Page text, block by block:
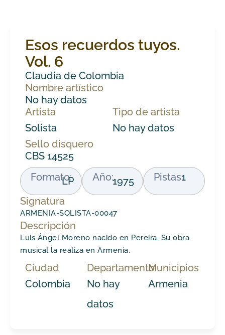
Esos recuerdos tuyos.
Vol. 6
Claudia de Colombia
Nombre artístico
No hay datos
Artista
Solista
Tipo de artista
No hay datos
Sello disquero
CBS 14525
Formato:
LP Año:1975 Pistas1
Signatura
ARMENIA-SOLISTA-00047
Descripción
Luis Ángel Moreno nacido en Pereira. Su obra
musical la realiza en Armenia.
Ciudad
Colombia
Departamento
No hay
datos
Municipios
Armenia